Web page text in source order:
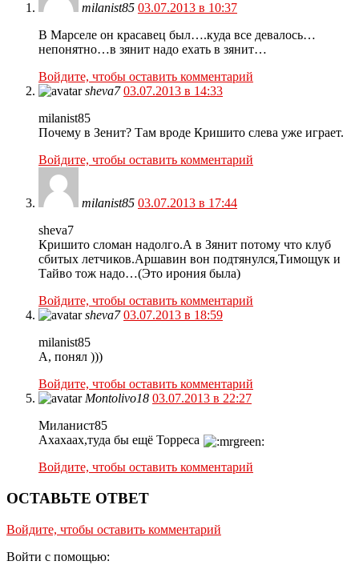
milanist85 03.07.2013 в 10:37
В Марселе он красавец был….куда все девалось…
непонятно…в зянит надо ехать в зянит…
Войдите, чтобы оставить комментарий
sheva7 03.07.2013 в 14:33
milanist85
Почему в Зенит? Там вроде Кришито слева уже играет.
Войдите, чтобы оставить комментарий
milanist85 03.07.2013 в 17:44
sheva7
Кришито сломан надолго.А в Зянит потому что клуб
сбитых летчиков.Аршавин вон подтянулся,Тимощук и
Тайво тож надо…(Это ирония была)
Войдите, чтобы оставить комментарий
sheva7 03.07.2013 в 18:59
milanist85
А, понял )))
Войдите, чтобы оставить комментарий
Montolivo18 03.07.2013 в 22:27
Миланист85
Ахахаах,туда бы ещё Торреса
Войдите, чтобы оставить комментарий
ОСТАВЬТЕ ОТВЕТ
Войдите, чтобы оставить комментарий
Войти с помощью: